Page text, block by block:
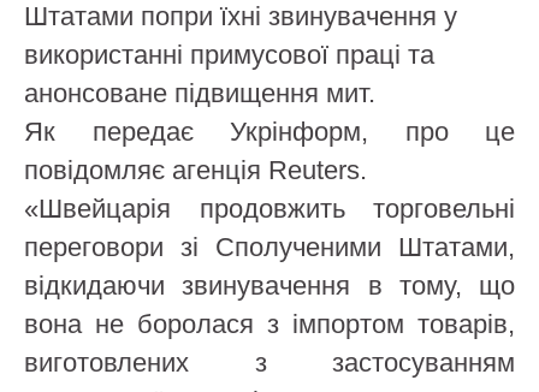
Штатами попри їхні звинувачення у
використанні примусової праці та
анонсоване підвищення мит.
Як передає Укрінформ, про це
повідомляє агенція Reuters.
«Швейцарія продовжить торговельні
переговори зі Сполученими Штатами,
відкидаючи звинувачення в тому, що
вона не боролася з імпортом товарів,
виготовлених з застосуванням